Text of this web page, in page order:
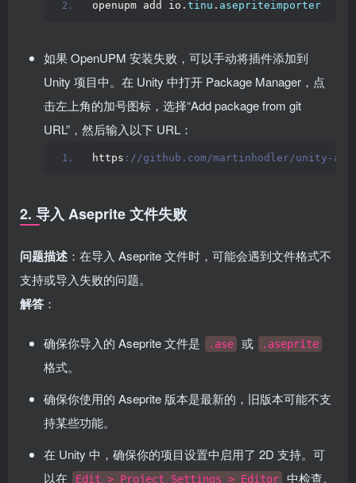
openupm add io. tinu . asepriteimporter
如果 OpenUPM 安装失败，可以手动将插件添加到
Unity 项目中。在 Unity 中打开 Package Manager，点
击左上角的加号图标，选择“Add package from git
URL”，然后输入以下 URL：
https ://github.com/martinhodler/unity-
2. 导入 Aseprite 文件失败
问题描述 ：在导入 Aseprite 文件时，可能会遇到文件格式不
支持或导入失败的问题。
解答 ：
确保你导入的 Aseprite 文件是 .ase 或 .aseprite
格式。
确保你使用的 Aseprite 版本是最新的，旧版本可能不支
持某些功能。
在 Unity 中，确保你的项目设置中启用了 2D 支持。可
以在
Edit > Project Settings > Editor 中检查。